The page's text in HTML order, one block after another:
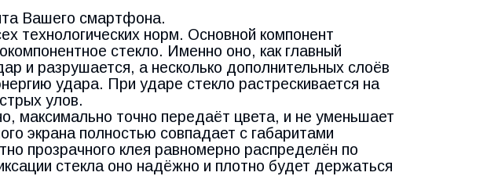
Вашего смартфона.
технологических норм. Основной компонент
стекло. Именно оно, как главный
и разрушается, а несколько дополнительных слоёв
удара. При ударе стекло растрескивается на
улов.
максимально точно передаёт цвета, и не уменьшает
экрана полностью совпадает с габаритами
прозрачного клея равномерно распределён по
стекла оно надёжно и плотно будет держаться